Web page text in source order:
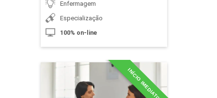
com câncer
10h
Enfermagem
Especialização
100% on-line
INÍCIO IMEDIATO
Especialização em
Enfermagem na Saúde da
Mulher